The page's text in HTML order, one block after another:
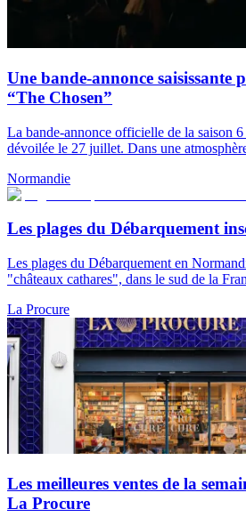
Une bande-annonce saisissante
“The Chosen”
La bande-annonce officielle de la saison
dévoilée le 27 juillet. Dans une
Normandie
Les plages du Débarquement
Les plages du Débarquement en
"châteaux cathares", dans le sud de la
La Procure
Les meilleures ventes de la
La Procure